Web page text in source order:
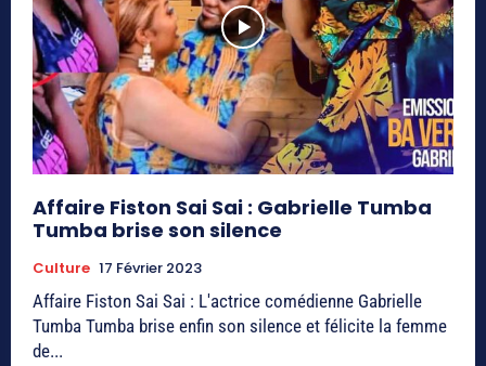
Affaire Fiston Sai Sai : Gabrielle Tumba
Tumba brise son silence
Culture 17 Février 2023
Affaire Fiston Sai Sai : L'actrice comédienne Gabrielle
Tumba Tumba brise enfin son silence et félicite la femme
de...